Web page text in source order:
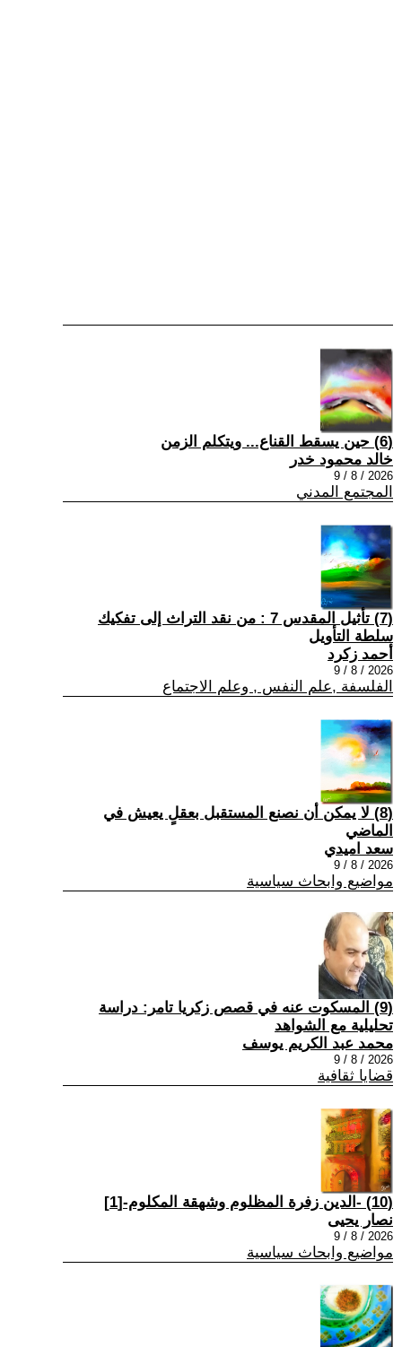
(6) حين يسقط القناع... ويتكلم الزمن
خالد محمود خدر
2026 / 8 / 9
المجتمع المدني
(7) تأثيل المقدس 7 : من نقد التراث إلى تفكيك
سلطة التأويل
أحمد زكرد
2026 / 8 / 9
الفلسفة ,علم النفس , وعلم الاجتماع
(8) لا يمكن أن نصنع المستقبل بعقلٍ يعيش في
الماضي
سعد اميدي
2026 / 8 / 9
مواضيع وابحاث سياسية
(9) المسكوت عنه في قصص زكريا تامر: دراسة
تحليلية مع الشواهد
محمد عبد الكريم يوسف
2026 / 8 / 9
قضايا ثقافية
(10) -الدين زفرة المظلوم وشهقة المكلوم-[1]
نصار يحيى
2026 / 8 / 9
مواضيع وابحاث سياسية